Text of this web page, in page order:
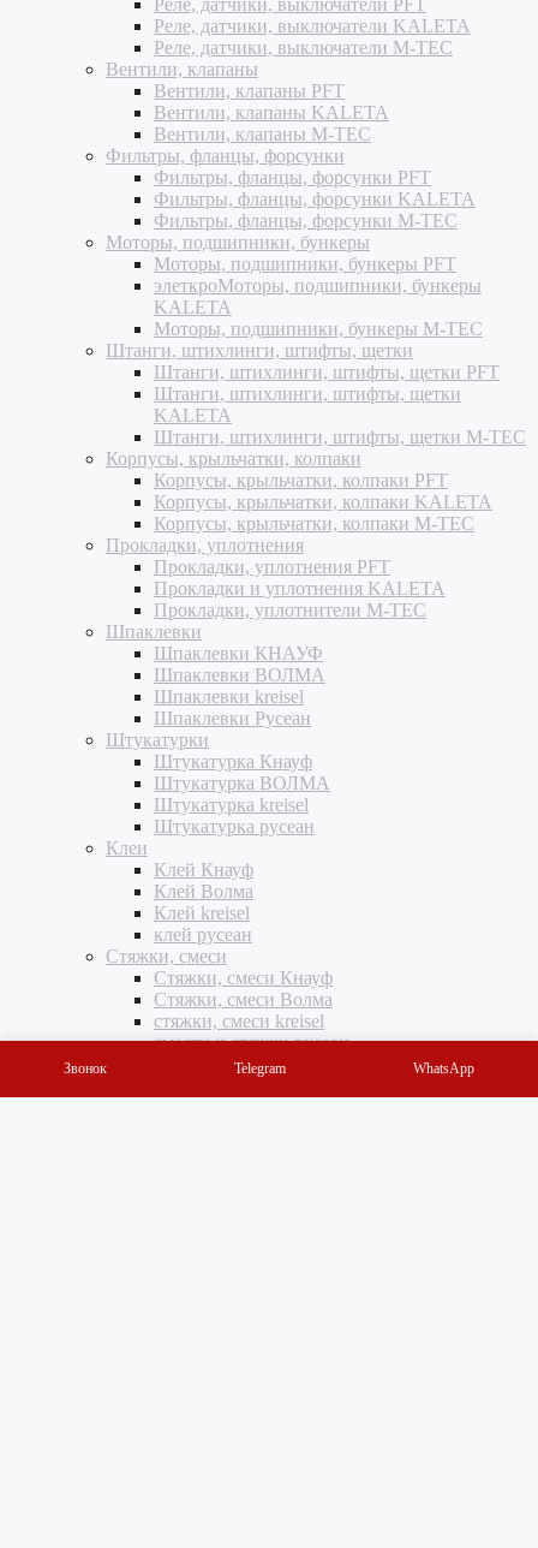
Звонок Telegram WhatsApp
Реле, датчики, выключатели KALETA
Реле, датчики, выключатели M-TEC
Вентили, клапаны
Вентили, клапаны PFT
Вентили, клапаны KALETA
Вентили, клапаны M-TEC
Фильтры, фланцы, форсунки
Фильтры, фланцы, форсунки PFT
Фильтры, фланцы, форсунки KALETA
Фильтры, фланцы, форсунки M-TEC
Моторы, подшипники, бункеры
Моторы, подшипники, бункеры PFT
элеткроМоторы, подшипники, бункеры
KALETA
Моторы, подшипники, бункеры M-TEC
Штанги, штихлинги, штифты, щетки
Штанги, штихлинги, штифты, щетки PFT
Штанги, штихлинги, штифты, щетки
KALETA
Штанги, штихлинги, штифты, щетки M-TEC
Корпусы, крыльчатки, колпаки
Корпусы, крыльчатки, колпаки PFT
Корпусы, крыльчатки, колпаки KALETA
Корпусы, крыльчатки, колпаки M-TEC
Прокладки, уплотнения
Прокладки, уплотнения PFT
Прокладки и уплотнения KALETA
Прокладки, уплотнители M-TEC
Шпаклевки
Шпаклевки КНАУФ
Шпаклевки ВОЛМА
Шпаклевки kreisel
Шпаклевки Русеан
Штукатурки
Штукатурка Кнауф
Штукатурка ВОЛМА
Штукатурка kreisel
Штукатурка русеан
Клеи
Клей Кнауф
Клей Волма
Клей kreisel
клей русеан
Стяжки, смеси
Стяжки, смеси Кнауф
Стяжки, смеси Волма
стяжки, смеси kreisel
смести и стяжки русеан
Грунтовки